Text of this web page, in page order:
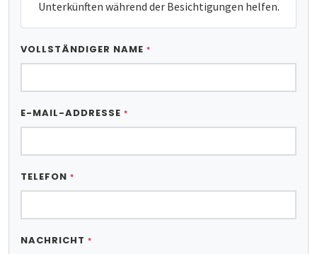
Unterkünften während der Besichtigungen helfen.
VOLLSTÄNDIGER NAME *
E-MAIL-ADDRESSE *
TELEFON *
NACHRICHT *